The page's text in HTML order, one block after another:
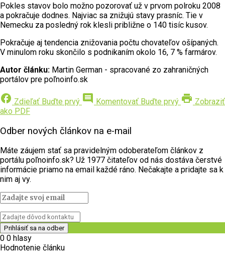
Pokles stavov bolo možno pozorovať už v prvom polroku 2008
a pokračuje dodnes. Najviac sa znižujú stavy prasníc. Tie v
Nemecku za posledný rok klesli približne o 140 tisíc kusov.
Pokračuje aj tendencia znižovania počtu chovateľov ošípaných.
V minulom roku skončilo s podnikaním okolo 16, 7 % farmárov.
Autor článku: Martin German - spracované zo zahraničných
portálov pre poľnoinfo.sk
facebook Zdieľať Buďte prvý comment Komentovať Buďte prvý print Zobraziť
ako PDF
Odber nových článkov na e-mail
Máte záujem stať sa pravidelným odoberateľom článkov z
portálu poľnoinfo.sk? Už 1977 čitateľov od nás dostáva čerstvé
informácie priamo na email každé ráno. Nečakajte a pridajte sa k
nim aj vy.
0 0 hlasy
Hodnotenie článku